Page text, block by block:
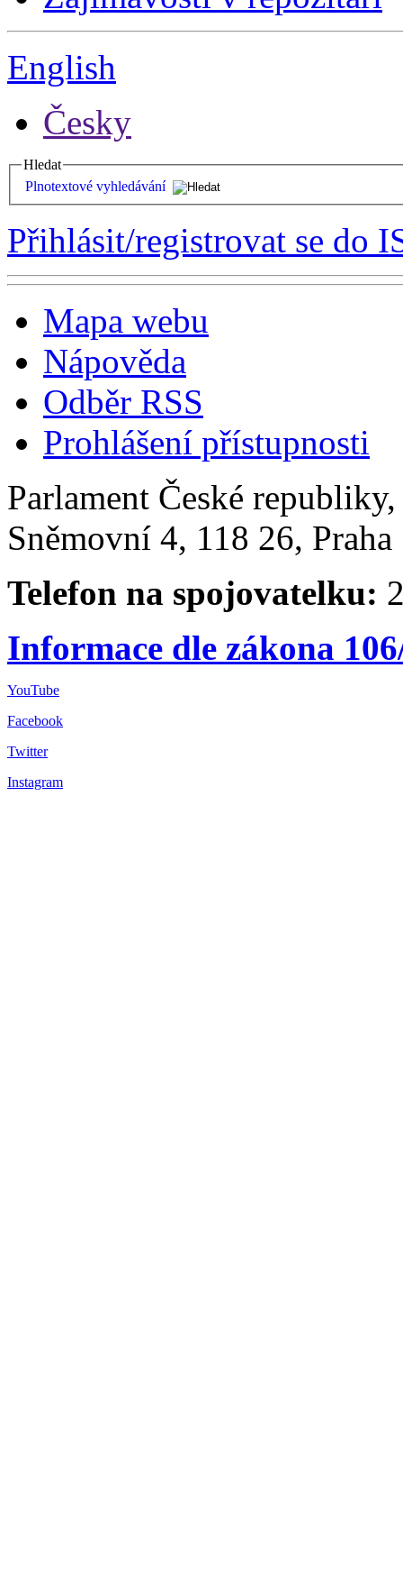
English
Česky
Hledat
Plnotextové vyhledávání
Přihlásit/registrovat se do
Mapa webu
Nápověda
Odběr RSS
Prohlášení přístupnosti
Parlament České
Sněmovní 4, 118 26,
Telefon na spojovatelku:
Informace dle zákona
YouTube
Facebook
Twitter
Instagram